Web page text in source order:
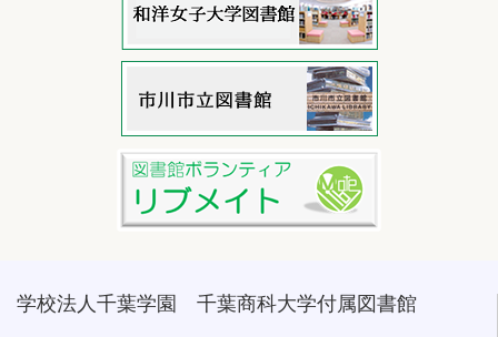
学校法人千葉学園 千葉商科大学付属図書館